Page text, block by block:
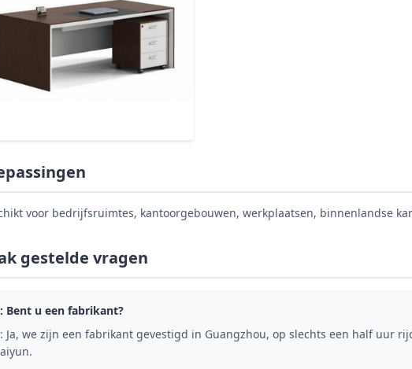
voor bedrijfsruimtes, kantoorgebouwen, werkplaatsen, binnenlandse
gestelde vragen
Bent u een fabrikant?
Ja, we zijn een fabrikant gevestigd in Guangzhou, op slechts een half uur